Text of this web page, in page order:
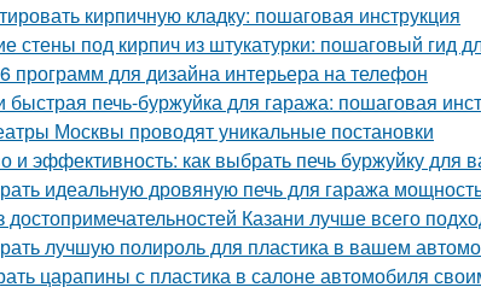
кирпичную кладку: пошаговая инструкция
стены под кирпич из штукатурки: пошаговый гид
программ для дизайна интерьера на телефон
быстрая печь-буржуйка для гаража: пошаговая
Москвы проводят уникальные постановки
и эффективность: как выбрать печь буржуйку для
идеальную дровяную печь для гаража
достопримечательностей Казани лучше всего
лучшую полироль для пластика в вашем
царапины с пластика в салоне автомобиля